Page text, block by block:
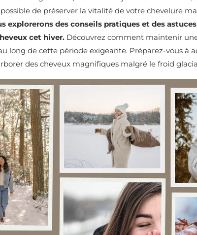
de préserver la vitalité de votre chevelure
explorerons des conseils pratiques et des
cet hiver. Découvrez comment maintenir
long de cette période exigeante. Préparez-vous à
des cheveux magnifiques malgré le froid